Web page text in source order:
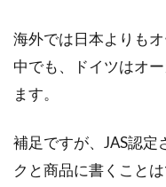
味噌
海外では日本よりも
中でも、ドイツはオ
ます。
補足ですが、JAS認定
クと商品に書くことは